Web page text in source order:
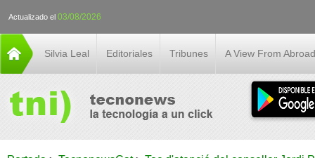
Actualizado el 03/08/2026
Silvia Leal Editoriales Tribunes A View From Abroad